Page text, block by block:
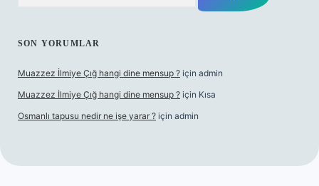
SON YORUMLAR
Muazzez İlmiye Çığ hangi dine mensup ? için admin
Muazzez İlmiye Çığ hangi dine mensup ? için Kısa
Osmanlı tapusu nedir ne işe yarar ? için admin